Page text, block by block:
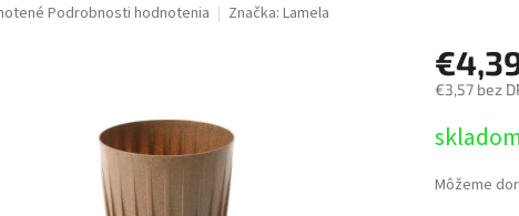
Podrobnosti hodnotenia Značka: Lamela
€3,57 bez
cena:
Môžeme